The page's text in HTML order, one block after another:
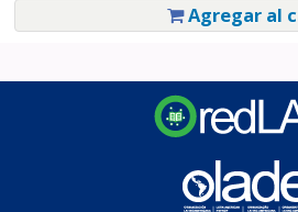
Agregar al